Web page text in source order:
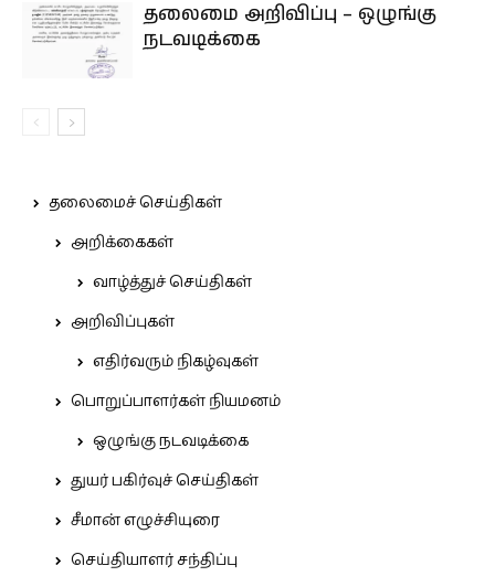
தலைமை அறிவிப்பு – ஒழுங்கு
நடவடிக்கை
தலைமைச் செய்திகள்
அறிக்கைகள்
வாழ்த்துச் செய்திகள்
அறிவிப்புகள்
எதிர்வரும் நிகழ்வுகள்
பொறுப்பாளர்கள் நியமனம்
ஒழுங்கு நடவடிக்கை
துயர் பகிர்வுச் செய்திகள்
சீமான் எழுச்சியுரை
செய்தியாளர் சந்திப்பு